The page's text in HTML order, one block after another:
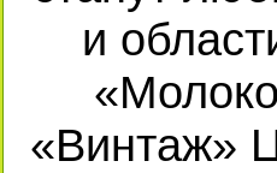
и
«Винтаж»